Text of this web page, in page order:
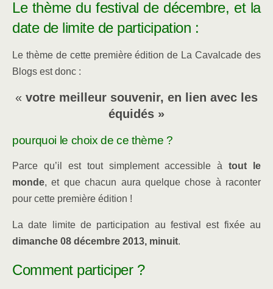
Le thème du festival de décembre, et la
date de limite de participation :
Le thème de cette première édition de La Cavalcade des
Blogs est donc :
« votre meilleur souvenir, en lien avec les
équidés »
pourquoi le choix de ce thème ?
Parce qu’il est tout simplement accessible àtout le
monde, et que chacun aura quelque chose à raconter
pour cette première édition !
La date limite de participation au festival est fixée au
dimanche 08 décembre 2013, minuit.
Comment participer ?